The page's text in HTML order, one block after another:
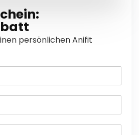
persönlichen Anifit